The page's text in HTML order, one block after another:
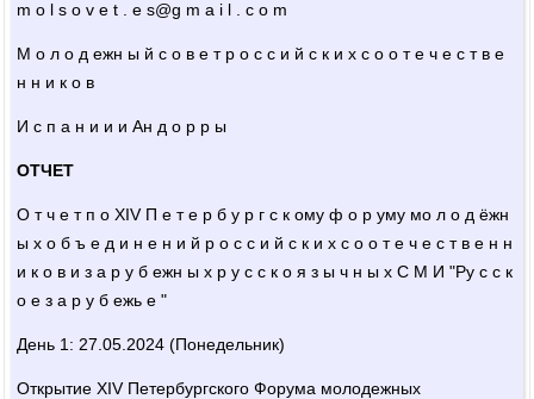
m o l s o v e t . e s@g m a i l . c o m
М о л о д ежн ы й с о в е т р о с с и й с к и х с о о т е ч е с т в е
н н и к о в
И с п а н и и и Ан д о р р ы
ОТЧЕТ
О т ч е т п о XIV П е т е р б у р г с к ому ф о р уму мо л о д ёжн
ы х о б ъ е д и н е н и й р о с с и й с к и х с о о т е ч е с т в е н н
и к о в и з а р у б ежн ы х р у с с к о я з ы ч н ы х С М И "Ру с с к
о е з а р у б ежь е "
День 1: 27.05.2024 (Понедельник)
Открытие XIV Петербургского Форума молодежных